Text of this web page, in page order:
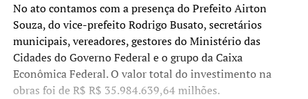
No ato contamos com a presença do Prefeito Airton
Souza, do vice-prefeito Rodrigo Busato, secretários
municipais, vereadores, gestores do Ministério das
Cidades do Governo Federal e o grupo da Caixa
Econômica Federal. O valor total do investimento na
obras foi de R$ R$ 35.984.639,64 milhões.